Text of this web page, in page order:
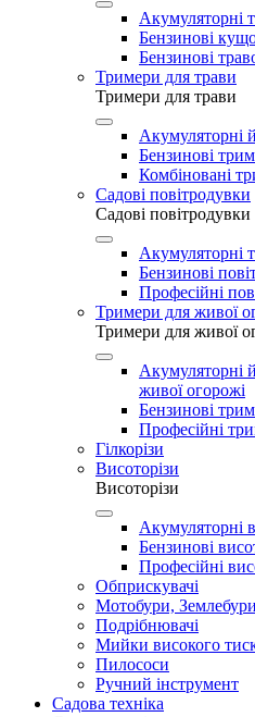
Акумуляторні
Бензинові
Бензинові
Тримери для трави
Тримери для трави
Акумуляторні
Бензинові
Комбіновані
Садові повітродувки
Садові повітродувки
Акумуляторні
Бензинові
Професійні
Тримери для живої
Тримери для живої
Акумуляторні
живої огорожі
Бензинові
Професійні
Гілкорізи
Висоторізи
Висоторізи
Акумуляторні
Бензинові
Професійні
Обприскувачі
Мотобури, Землебури
Подрібнювачі
Мийки високого
Пилососи
Ручний інструмент
Садова техніка